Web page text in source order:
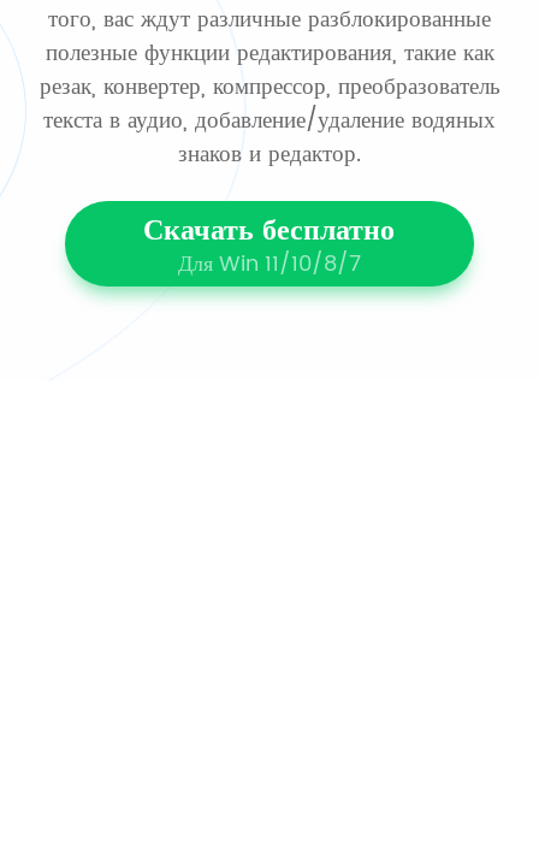
того, вас ждут различные разблокированные
полезные функции редактирования, такие как
резак, конвертер, компрессор, преобразователь
текста в аудио, добавление/удаление водяных
знаков и редактор.
Скачать бесплатно
Для Win 11/10/8/7